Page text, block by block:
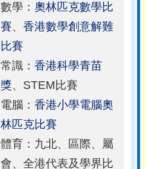
數學： 奧林匹克數學比
賽、 香港數學創意解難
比賽
常識： 香港科學青苗
獎、STEM比賽
電腦： 香港小學電腦奧
林匹克比賽
體育：九北、區際、屬
會、全港代表及學界比